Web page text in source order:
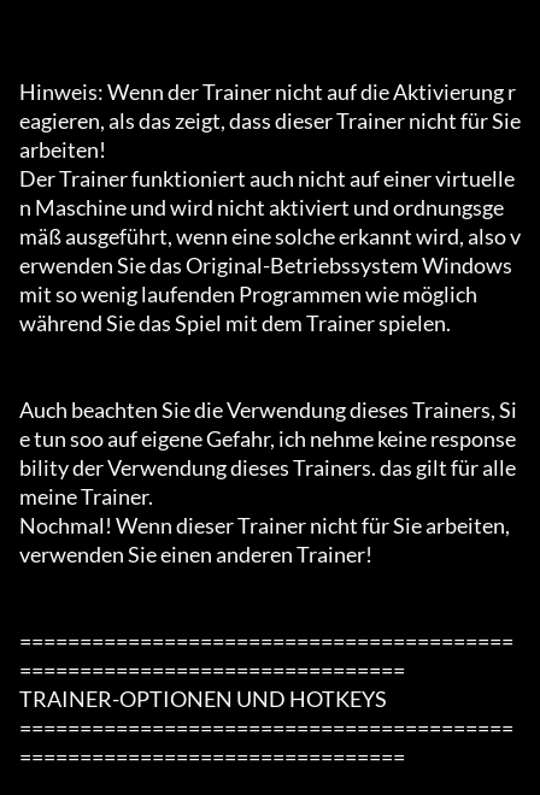
Hinweis: Wenn der Trainer nicht auf die Aktivierung r
eagieren, als das zeigt, dass dieser Trainer nicht für Sie
arbeiten!
Der Trainer funktioniert auch nicht auf einer virtuelle
n Maschine und wird nicht aktiviert und ordnungsge
mäß ausgeführt, wenn eine solche erkannt wird, also v
erwenden Sie das Original-Betriebssystem Windows
mit so wenig laufenden Programmen wie möglich
während Sie das Spiel mit dem Trainer spielen.
Auch beachten Sie die Verwendung dieses Trainers, Si
e tun soo auf eigene Gefahr, ich nehme keine response
bility der Verwendung dieses Trainers. das gilt für alle
meine Trainer.
Nochmal! Wenn dieser Trainer nicht für Sie arbeiten,
verwenden Sie einen anderen Trainer!
=========================================
================================
TRAINER-OPTIONEN UND HOTKEYS
=========================================
================================